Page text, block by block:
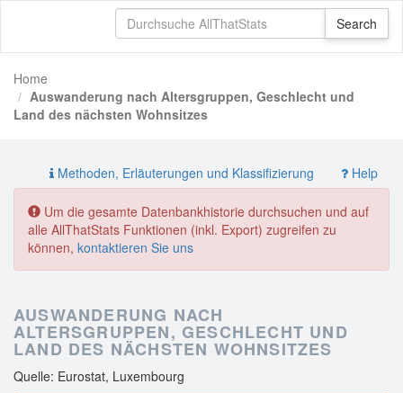
Home
Auswanderung nach Altersgruppen, Geschlecht und
Land des nächsten Wohnsitzes
Methoden, Erläuterungen und Klassifizierung Help
Um die gesamte Datenbankhistorie durchsuchen und auf
alle AllThatStats Funktionen (inkl. Export) zugreifen zu
können, kontaktieren Sie uns
AUSWANDERUNG NACH
ALTERSGRUPPEN, GESCHLECHT UND
LAND DES NÄCHSTEN WOHNSITZES
Quelle: Eurostat, Luxembourg